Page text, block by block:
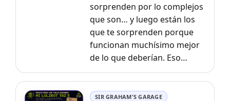
sorprenden por lo complejos
que son… y luego están los
que te sorprenden porque
funcionan muchísimo mejor
de lo que deberían. Eso…
SIR GRAHAM'S GARAGE